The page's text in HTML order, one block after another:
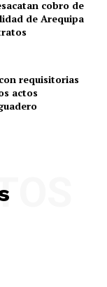
cobro de
de Arequipa
requisitorias
actos